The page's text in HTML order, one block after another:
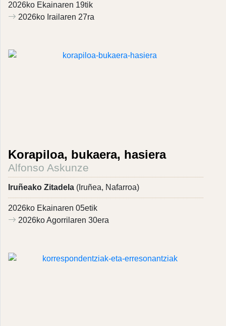
2026ko Ekainaren 19tik
2026ko Irailaren 27ra
Korapiloa, bukaera, hasiera
Alfonso Askunze
Iruñeako Zitadela (Iruñea, Nafarroa)
2026ko Ekainaren 05etik
2026ko Agorrilaren 30era